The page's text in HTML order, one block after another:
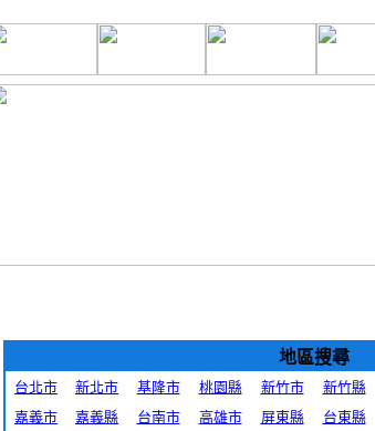
地區搜尋
台北市 新北市 基隆市 桃園縣 新竹市 新竹縣
嘉義市
嘉義縣 台南市 高雄市 屏東縣 台東縣